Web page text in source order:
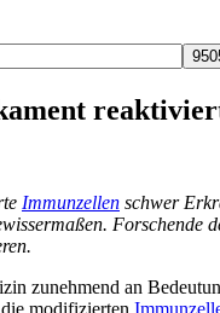
Immunzellen schwer
Forschende
zunehmend an
modifizierten